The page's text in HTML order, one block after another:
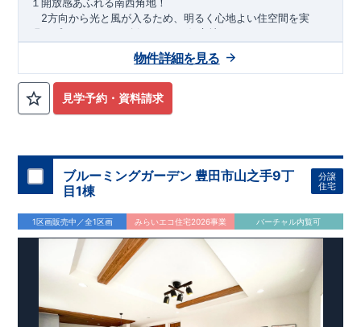
2方向から光と風が入るため、明るく心地よい住空間を実
現。プライバシーも確保しやすい好立地です♪
最寄りの矢部駅まで徒歩22分で、駅利用も可能。生活施設や
公園も身近にあり、快適な新生活が始められます♪
​◇アクセス◇
◇ロケーション◇
・相模原市立大野北小学校 徒歩22分
・コープときわ店 徒歩9分
・フードワン淵野辺店 徒歩20分
​・セブンイレブン町田常盤店 徒歩11分
◇ブルーミングガーデンのこだわり◇
【全棟自社一貫体制】
・誰が、何をしたか。が明確だからこそ、お客様の安心に繋が
ります。
・設計、施工、営業が互いに協力しあい、最良のプランを提供
いたします。
・不要な中間マージンを抑えることで、コストダウンに努めて
見学予約・資料請求
物件詳細を見る
ブルーミングガーデン 豊田市山之手9丁
目1棟
分譲
住宅
1区画販売中／全1区画 みらいエコ住宅2026事業 バーチャル内覧可